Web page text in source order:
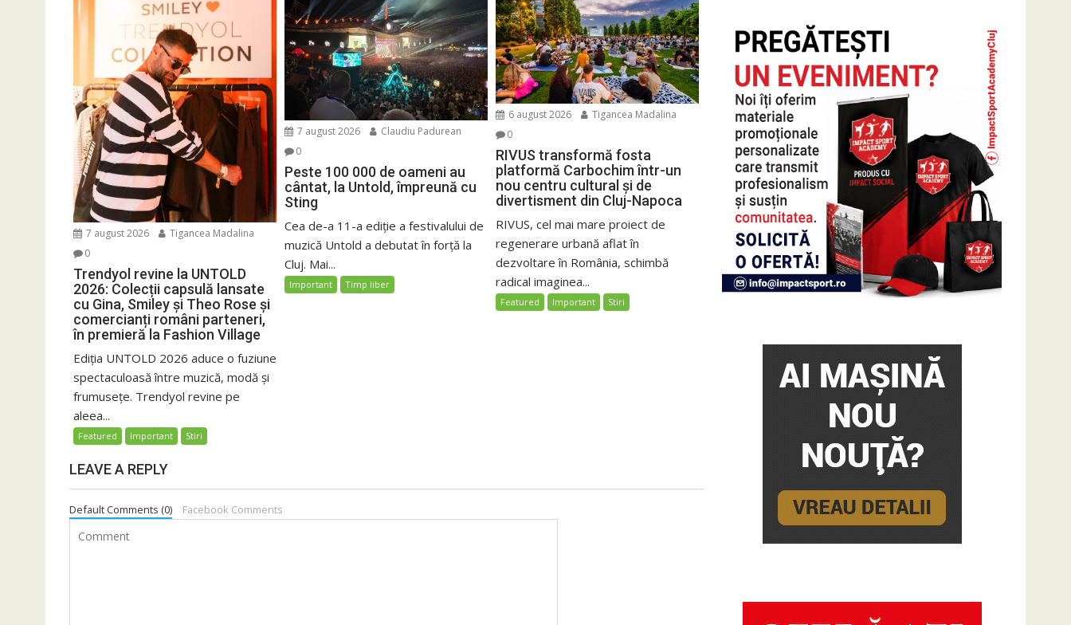
7 august 2026
Tigancea Madalina
0
Trendyol revine la UNTOLD
2026: Colecții capsulă lansate
cu Gina, Smiley și Theo Rose și
comercianți români parteneri,
în premieră la Fashion Village
Ediția UNTOLD 2026 aduce o fuziune
spectaculoasă între muzică, modă și
frumusețe. Trendyol revine pe
aleea...
Featured Important Stiri
7 august 2026
Claudiu Padurean
0
Peste 100 000 de oameni au
cântat, la Untold, împreună cu
Sting
Cea de-a 11-a ediție a festivalului de
muzică Untold a debutat în forță la
Cluj. Mai...
Important Timp liber
6 august 2026
Tigancea Madalina
0
RIVUS transformă fosta
platformă Carbochim într-un
nou centru cultural și de
divertisment din Cluj-Napoca
RIVUS, cel mai mare proiect de
regenerare urbană aflat în
dezvoltare în România, schimbă
radical imaginea...
Featured Important Stiri
LEAVE A REPLY
Default Comments (0) Facebook Comments